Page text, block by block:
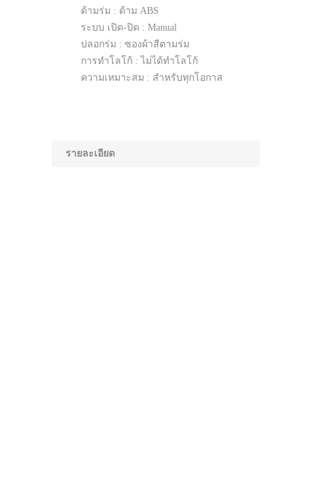
ด้ามร่ม : ด้าม ABS
ระบบ เปิด-ปิด : Manual
ปลอกร่ม : ซองผ้าสีตามร่ม
การทำโลโก้ : ไม่ได้ทำโลโก้
ความเหมาะสม : สำหรับทุกโอกาส
รายละเอียด